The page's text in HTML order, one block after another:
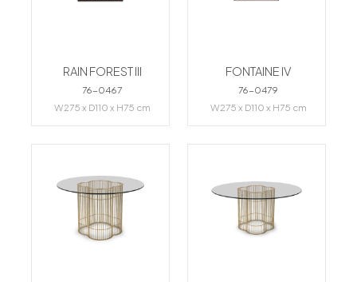
RAIN FOREST III
76-0467
W275 x D110 x H75 cm
FONTAINE IV
76-0479
W275 x D110 x H75 cm